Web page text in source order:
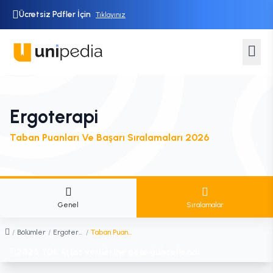
Ücretsiz Pdfler İçin Tıklayınız
Ergoterapi
Taban Puanları Ve Başarı Sıralamaları 2026
Genel Sıralamalar
/ Bölümler / Ergoterapi / Taban Puanları ve Sıralamaları